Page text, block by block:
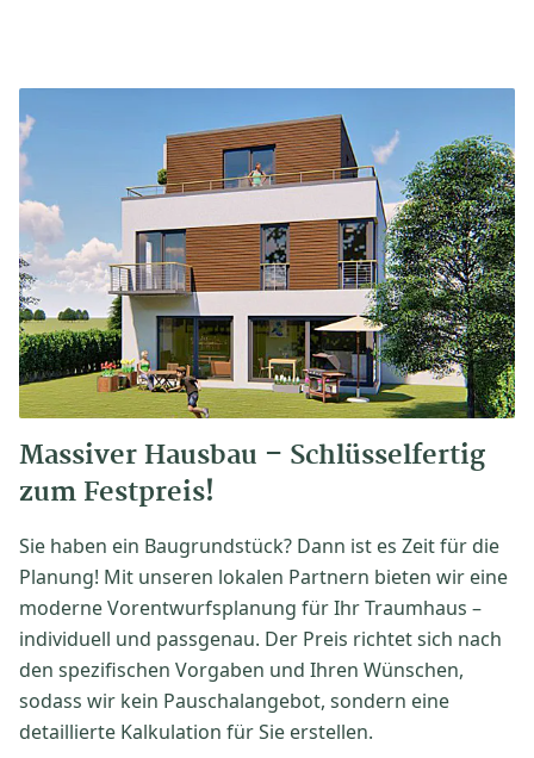
Massiver Hausbau – Schlüsselfertig
zum Festpreis!
Sie haben ein Baugrundstück? Dann ist es Zeit für die
Planung! Mit unseren lokalen Partnern bieten wir eine
moderne Vorentwurfsplanung für Ihr Traumhaus –
individuell und passgenau. Der Preis richtet sich nach
den spezifischen Vorgaben und Ihren Wünschen,
sodass wir kein Pauschalangebot, sondern eine
detaillierte Kalkulation für Sie erstellen.